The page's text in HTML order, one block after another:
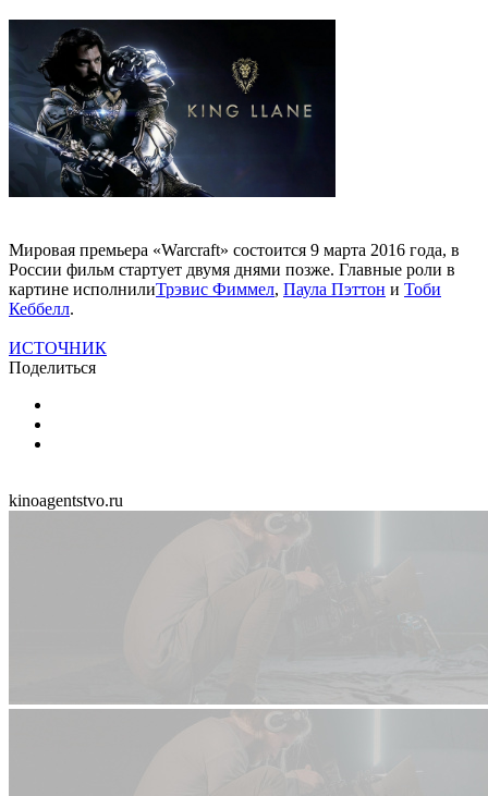
Мировая премьера «Warcraft» состоится 9 марта 2016 года, в
России фильм стартует двумя днями позже. Главные роли в
картине исполнилиТрэвис Фиммел, Паула Пэттон и Тоби
Кеббелл.
ИСТОЧНИК
Поделиться
kinoagentstvo.ru